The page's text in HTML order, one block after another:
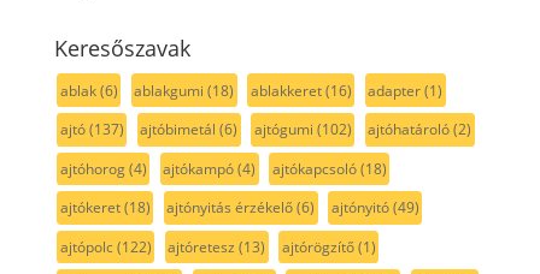
Keresőszavak
ablak(6) ablakgumi (18) ablakkeret(16) adapter(1)
ajtó(137) ajtóbimetál (6) ajtógumi (102) ajtóhatároló(2)
ajtóhorog(4) ajtókampó(4) ajtókapcsoló(18)
ajtókeret(18) ajtónyitás érzékelő(6) ajtónyitó(49)
ajtópolc(122) ajtóretesz (13) ajtórögzítő(1)